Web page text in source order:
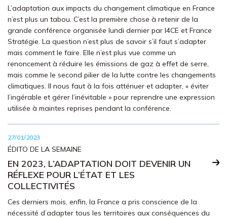
L’adaptation aux impacts du changement climatique en France
n’est plus un tabou. C’est la première chose à retenir de la
grande conférence organisée lundi dernier par I4CE et France
Stratégie. La question n’est plus de savoir s’il faut s’adapter
mais comment le faire. Elle n’est plus vue comme un
renoncement à réduire les émissions de gaz à effet de serre,
mais comme le second pilier de la lutte contre les changements
climatiques. Il nous faut à la fois atténuer et adapter, « éviter
l’ingérable et gérer l’inévitable » pour reprendre une expression
utilisée à maintes reprises pendant la conférence.
27/01/2023
ÉDITO DE LA SEMAINE
EN 2023, L’ADAPTATION DOIT DEVENIR UN
RÉFLEXE POUR L’ÉTAT ET LES
COLLECTIVITÉS
Ces derniers mois, enfin, la France a pris conscience de la
nécessité d’adapter tous les territoires aux conséquences du